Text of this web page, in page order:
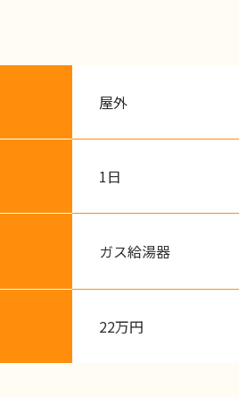
屋外
1日
ガス給湯器
22万円